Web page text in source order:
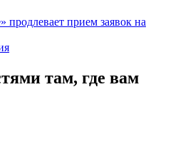
продлевает прием заявок на
там, где вам